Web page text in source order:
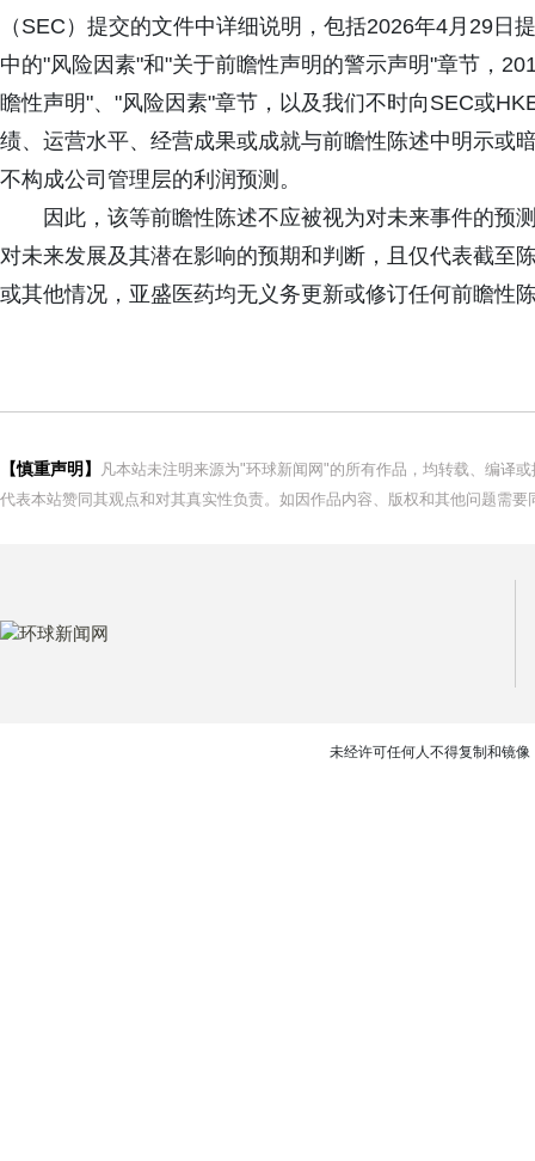
（SEC）提交的文件中详细说明，包括2026年4月29
中的"风险因素"和"关于前瞻性声明的警示声明"章节，
瞻性声明"、"风险因素"章节，以及我们不时向SEC或
绩、运营水平、经营成果或成就与前瞻性陈述中明示或
不构成公司管理层的利润预测。
因此，该等前瞻性陈述不应被视为对未来事件的预
对未来发展及其潜在影响的预期和判断，且仅代表截至
或其他情况，亚盛医药均无义务更新或修订任何前瞻性
【慎重声明】
凡本站未注明来源为"环球新闻网"的所有作品，均转载、编译
代表本站赞同其观点和对其真实性负责。如因作品内容、版权和其他问题需
未经许可任何人不得复制和镜